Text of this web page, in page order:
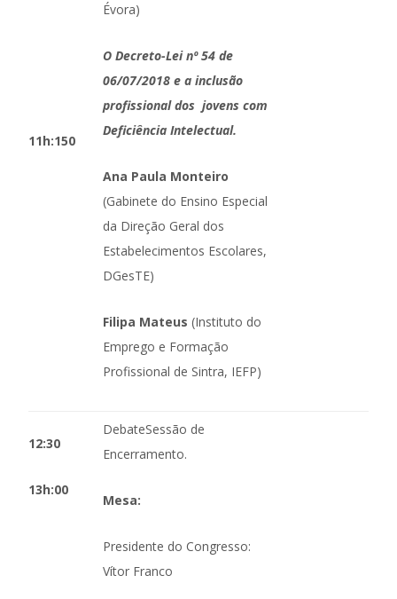
11h:150
Évora)
O Decreto-Lei nº 54 de
06/07/2018 e a inclusão
profissional dos jovens com
Deficiência Intelectual.
Ana Paula Monteiro
(Gabinete do Ensino Especial
da Direção Geral dos
Estabelecimentos Escolares,
DGesTE)
Filipa Mateus (Instituto do
Emprego e Formação
Profissional de Sintra, IEFP)
12:30
13h:00
DebateSessão de
Encerramento.
Mesa:
Presidente do Congresso:
Vítor Franco